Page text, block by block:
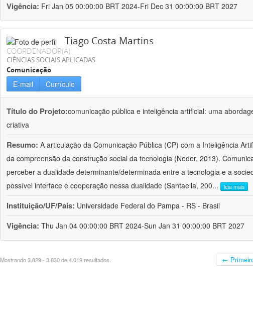
Vigência: Fri Jan 05 00:00:00 BRT 2024-Fri Dec 31 00:00:00 BRT 2027
Tiago Costa Martins
COORDENADOR(A)
CIÊNCIAS SOCIAIS APLICADAS
Comunicação
E-mail Currículo
Título do Projeto:comunicação pública e inteligência artificial: uma
criativa
Resumo: A articulação da Comunicação Pública (CP) com a Inteligência
da compreensão da construção social da tecnologia (Neder, 2013).
perceber a dualidade determinante/determinada entre a tecnologia e a
possível interface e cooperação nessa dualidade (Santaella, 200... leia mais
Instituição/UF/País: Universidade Federal do Pampa - RS - Brasil
Vigência: Thu Jan 04 00:00:00 BRT 2024-Sun Jan 31 00:00:00 BRT 2027
Mostrando 3.829 - 3.830 de 4.019 resultados. ←